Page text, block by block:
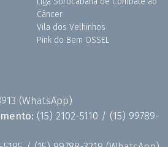
Câncer
Vila dos Velhinhos
Pink do Bem OSSEL
(WhatsApp)
(15) 2102-5110 / (15) 99789-